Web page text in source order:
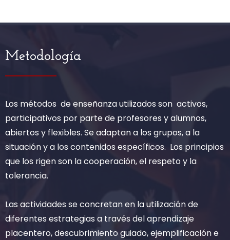
Metodología
Los métodos de enseñanza utilizados son activos,
participativos por parte de profesores y alumnos,
abiertos y flexibles. Se adaptan a los grupos, a la
situación y a los contenidos específicos. Los principios
que los rigen son la cooperación, el respeto y la
tolerancia.
Las actividades se concretan en la utilización de
diferentes estrategias a través del aprendizaje
placentero, descubrimiento guiado, ejemplificación e